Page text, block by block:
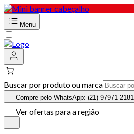
Menu
Buscar por produto ou marca
Compre pelo WhatsApp: (21) 97971-2181
Ver ofertas para a região